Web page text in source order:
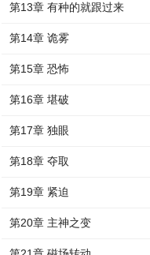
第13章 有种的就跟过来
第14章 诡雾
第15章 恐怖
第16章 堪破
第17章 独眼
第18章 夺取
第19章 紧迫
第20章 主神之变